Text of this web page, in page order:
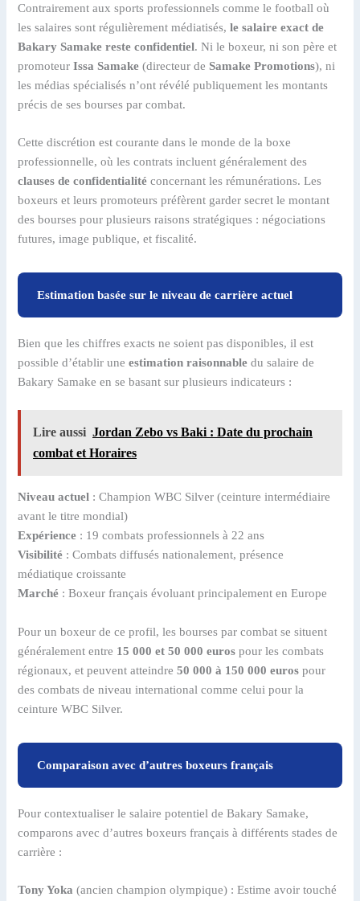
Contrairement aux sports professionnels comme le football où
les salaires sont régulièrement médiatisés,le salaire exact de
Bakary Samake reste confidentiel. Ni le boxeur, ni son père et
promoteurIssa Samake (directeur deSamake Promotions), ni
les médias spécialisés n’ont révélé publiquement les montants
précis de ses bourses par combat.
Cette discrétion est courante dans le monde de la boxe
professionnelle, où les contrats incluent généralement des
clauses de confidentialité concernant les rémunérations. Les
boxeurs et leurs promoteurs préfèrent garder secret le montant
des bourses pour plusieurs raisons stratégiques : négociations
futures, image publique, et fiscalité.
Estimation basée sur le niveau de carrière actuel
Bien que les chiffres exacts ne soient pas disponibles, il est
possible d’établir uneestimation raisonnable du salaire de
Bakary Samake en se basant sur plusieurs indicateurs :
Lire aussi Jordan Zebo vs Baki : Date du prochain
combat et Horaires
Niveau actuel : Champion WBC Silver (ceinture intermédiaire
avant le titre mondial)
Expérience : 19 combats professionnels à 22 ans
Visibilité : Combats diffusés nationalement, présence
médiatique croissante
Marché : Boxeur français évoluant principalement en Europe
Pour un boxeur de ce profil, les bourses par combat se situent
généralement entre 15 000 et 50 000 euros pour les combats
régionaux, et peuvent atteindre50 000 à 150 000 euros pour
des combats de niveau international comme celui pour la
ceinture WBC Silver.
Comparaison avec d’autres boxeurs français
Pour contextualiser le salaire potentiel de Bakary Samake,
comparons avec d’autres boxeurs français à différents stades de
carrière :
Tony Yoka (ancien champion olympique) : Estime avoir touché